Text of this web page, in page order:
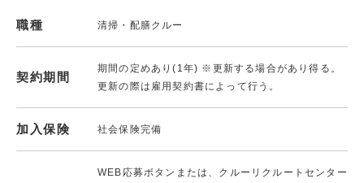
職種 清掃・配膳クルー
契約期間
期間の定めあり(1年) ※更新する場合があり得る。
更新の際は雇用契約書によって行う。
加入保険 社会保険完備
WEB応募ボタンまたは、クルーリクルートセンター